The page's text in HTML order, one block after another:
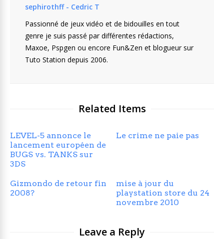
sephirothff - Cedric T
Passionné de jeux vidéo et de bidouilles en tout
genre je suis passé par différentes rédactions,
Maxoe, Pspgen ou encore Fun&Zen et blogueur sur
Tuto Station depuis 2006.
Related Items
LEVEL-5 annonce le
lancement européen de
BUGS vs. TANKS sur
3DS
Le crime ne paie pas
Gizmondo de retour fin
2008?
mise à jour du
playstation store du 24
novembre 2010
Leave a Reply